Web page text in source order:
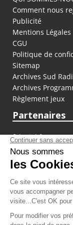
Comment nous
Publicité
Mentions Légales
CGU
Politique de
Sitemap
Archives Sud
Archives
Règlement jeux
Partenaires
fiducial.fr
lyoncapitale.fr
olympique-et-
L'application